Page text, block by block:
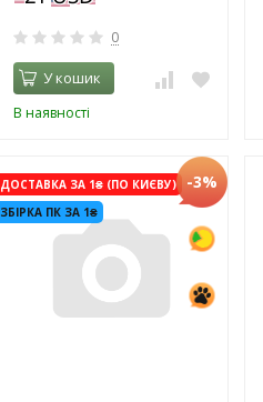
0
У кошик
В наявності
ДОСТАВКА ЗА 1₴ (ПО КИЄВУ)
ЗБІРКА ПК ЗА 1₴
-3%